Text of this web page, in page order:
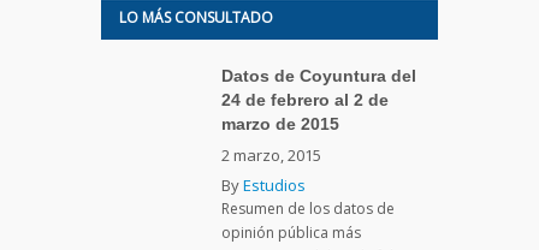
LO MÁS CONSULTADO
Datos de Coyuntura del
24 de febrero al 2 de
marzo de 2015
2 marzo, 2015
ByEstudios
Resumen de los datos de
opinión pública más